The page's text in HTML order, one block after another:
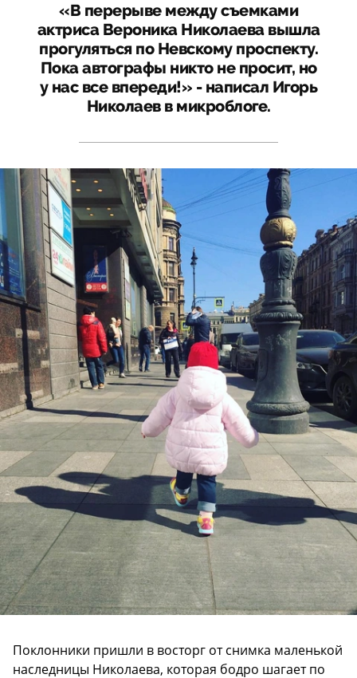
«В перерыве между съемками
актриса Вероника Николаева вышла
прогуляться по Невскому проспекту.
Пока автографы никто не просит, но
у нас все впереди!» - написал Игорь
Николаев в микроблоге.
Поклонники пришли в восторг от снимка маленькой
наследницы Николаева, которая бодро шагает по